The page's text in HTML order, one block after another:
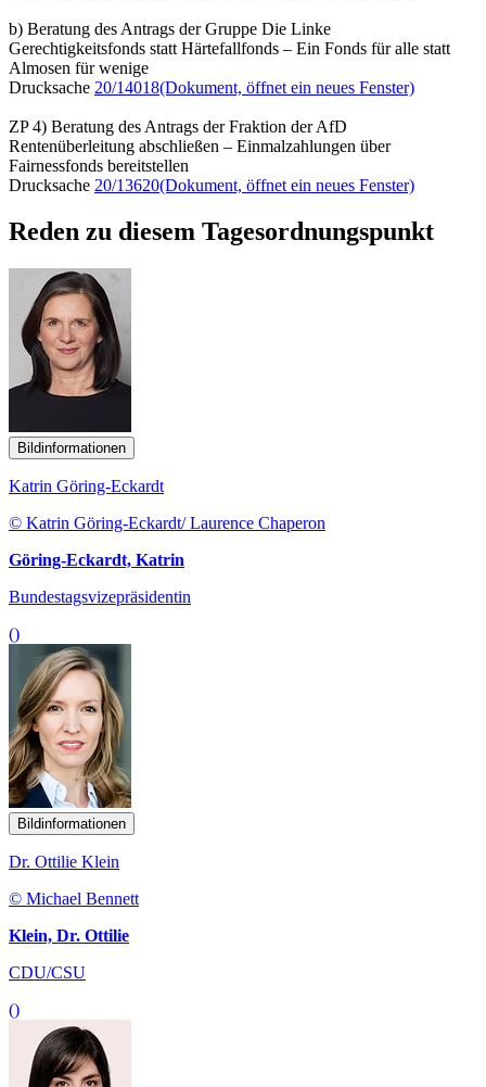
b) Beratung des Antrags der Gruppe Die Linke
Gerechtigkeitsfonds statt Härtefallfonds – Ein Fonds für alle statt
Almosen für wenige
Drucksache 20/14018(Dokument, öffnet ein neues Fenster)
ZP 4) Beratung des Antrags der Fraktion der AfD
Rentenüberleitung abschließen – Einmalzahlungen über
Fairnessfonds bereitstellen
Drucksache 20/13620(Dokument, öffnet ein neues Fenster)
Reden zu diesem Tagesordnungspunkt
Bildinformationen
Katrin Göring-Eckardt
© Katrin Göring-Eckardt/ Laurence Chaperon
Göring-Eckardt, Katrin
Bundestagsvizepräsidentin
()
Bildinformationen
Dr. Ottilie Klein
© Michael Bennett
Klein, Dr. Ottilie
CDU/CSU
()